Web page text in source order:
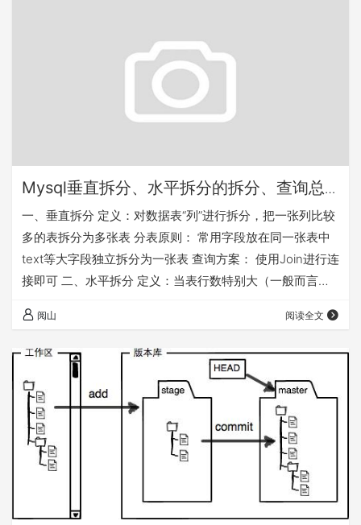
Mysql垂直拆分、水平拆分的拆分、查询总
结-日常笔记
一、垂直拆分 定义：对数据表“列”进行拆分，把一张列比较
多的表拆分为多张表 分表原则： 常用字段放在同一张表中
text等大字段独立拆分为一张表 查询方案： 使用Join进行连
接即可 二、水平拆分 定义：当表行数特别大（一般而言，
模%N的方式（或hexdec（MD5(某字符串)）%N），使ID
分散到N个表中 根据业务逻辑，可选择通过日期、地区等分
表 按照行数分表，如1~50,51~100（对查询没办法优化）
典型缺点： group by或order by 会发生…
阅山 阅读全文